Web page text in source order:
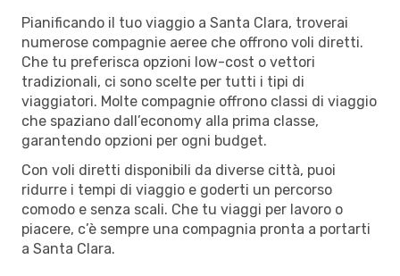
Pianificando il tuo viaggio a Santa Clara, troverai
numerose compagnie aeree che offrono voli diretti.
Che tu preferisca opzioni low-cost o vettori
tradizionali, ci sono scelte per tutti i tipi di
viaggiatori. Molte compagnie offrono classi di viaggio
che spaziano dall’economy alla prima classe,
garantendo opzioni per ogni budget.
Con voli diretti disponibili da diverse città, puoi
ridurre i tempi di viaggio e goderti un percorso
comodo e senza scali. Che tu viaggi per lavoro o
piacere, c’è sempre una compagnia pronta a portarti
a Santa Clara.